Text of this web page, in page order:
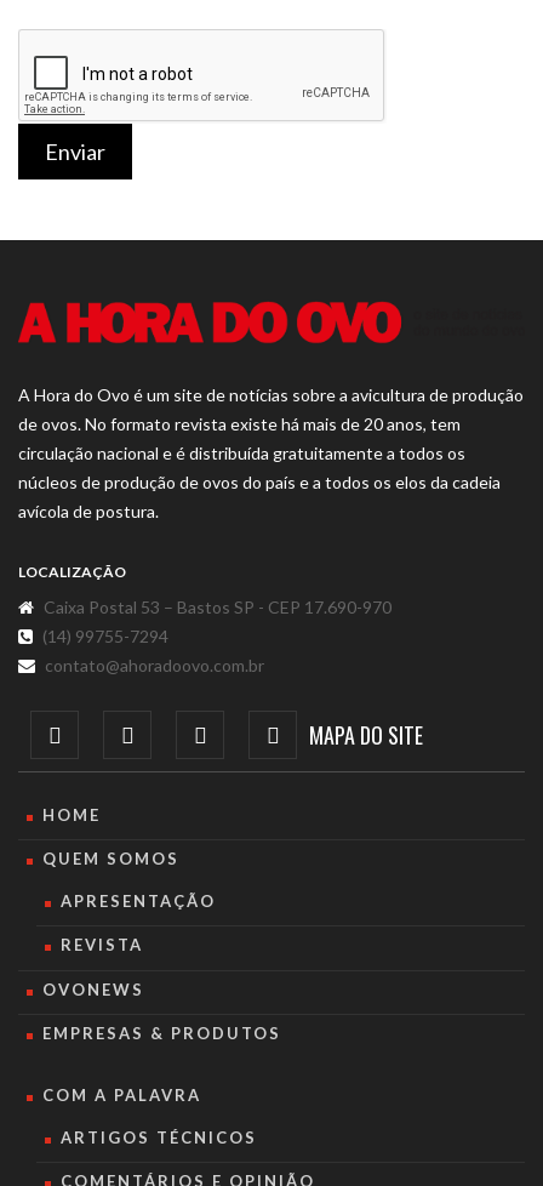
Enviar
A Hora do Ovo é um site de notícias sobre a avicultura de produção
de ovos. No formato revista existe há mais de 20 anos, tem
circulação nacional e é distribuída gratuitamente a todos os
núcleos de produção de ovos do país e a todos os elos da cadeia
avícola de postura.
LOCALIZAÇÃO
Caixa Postal 53 – Bastos SP - CEP 17.690-970
(14) 99755-7294
contato@ahoradoovo.com.br
MAPA DO SITE
HOME
QUEM SOMOS
APRESENTAÇÃO
REVISTA
OVONEWS
EMPRESAS & PRODUTOS
COM A PALAVRA
ARTIGOS TÉCNICOS
COMENTÁRIOS E OPINIÃO